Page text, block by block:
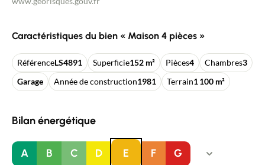
Caractéristiques du bien « Maison 4 pièces »
RéférenceLS4891 Superficie152 m² Pièces4 Chambres3
Garage
Année de construction1981 Terrain1 100 m²
Bilan énergétique
A B C D E F G